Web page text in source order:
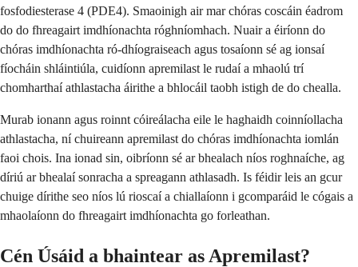
fosfodiesterase 4 (PDE4). Smaoinigh air mar chóras coscáin éadrom
do do fhreagairt imdhíonachta róghníomhach. Nuair a éiríonn do
chóras imdhíonachta ró-dhíograiseach agus tosaíonn sé ag ionsaí
fíocháin shláintiúla, cuidíonn apremilast le rudaí a mhaolú trí
chomharthaí athlastacha áirithe a bhlocáil taobh istigh de do chealla.
Murab ionann agus roinnt cóireálacha eile le haghaidh coinníollacha
athlastacha, ní chuireann apremilast do chóras imdhíonachta iomlán
faoi chois. Ina ionad sin, oibríonn sé ar bhealach níos roghnaíche, ag
díriú ar bhealaí sonracha a spreagann athlasadh. Is féidir leis an gcur
chuige dírithe seo níos lú rioscaí a chiallaíonn i gcomparáid le cógais a
mhaolaíonn do fhreagairt imdhíonachta go forleathan.
Cén Úsáid a bhaintear as Apremilast?